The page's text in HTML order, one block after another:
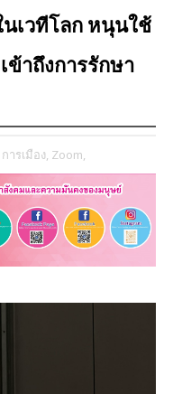
เวทีโลก หนุนใช้
ข้าถึงการรักษา
ารเมือง, Zoom,